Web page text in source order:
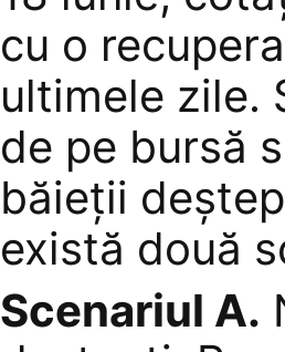
cu o
ultimele zile.
de pe bursă
băieţii
există două
Scenariul A.